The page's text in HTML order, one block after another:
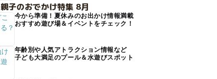
子のおでかけ特集 8月
今から準備！夏休みのお出かけ情報満載
おすすめ遊び場＆イベントをチェック！
年齢別や人気アトラクション情報など
子ども大満足のプール＆水遊びスポット